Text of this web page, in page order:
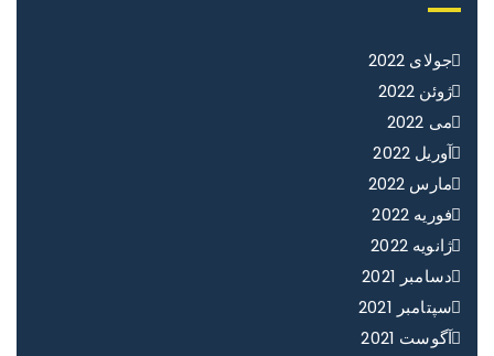
جولای 2022
ژوئن 2022
می 2022
آوریل 2022
مارس 2022
فوریه 2022
ژانویه 2022
دسامبر 2021
سپتامبر 2021
آگوست 2021